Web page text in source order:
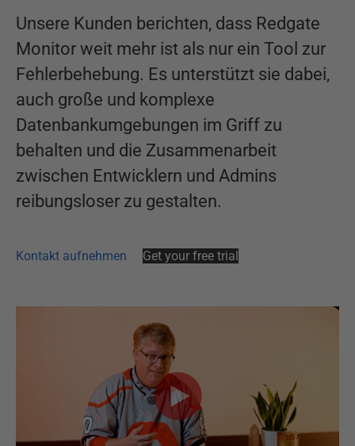
Unsere Kunden berichten, dass Redgate
Monitor weit mehr ist als nur ein Tool zur
Fehlerbehebung. Es unterstützt sie dabei,
auch große und komplexe
Datenbankumgebungen im Griff zu
behalten und die Zusammenarbeit
zwischen Entwicklern und Admins
reibungsloser zu gestalten.
Kontakt aufnehmen Get your free trial